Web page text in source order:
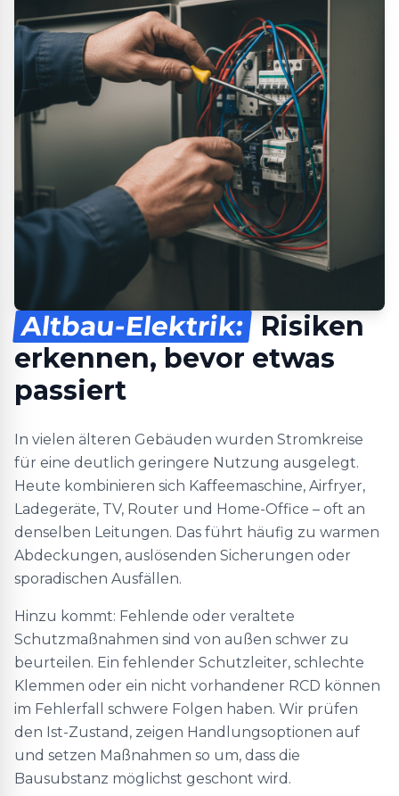
Altbau-Elektrik: Risiken
erkennen, bevor etwas
passiert
In vielen älteren Gebäuden wurden Stromkreise
für eine deutlich geringere Nutzung ausgelegt.
Heute kombinieren sich Kaffeemaschine, Airfryer,
Ladegeräte, TV, Router und Home-Office – oft an
denselben Leitungen. Das führt häufig zu warmen
Abdeckungen, auslösenden Sicherungen oder
sporadischen Ausfällen.
Hinzu kommt: Fehlende oder veraltete
Schutzmaßnahmen sind von außen schwer zu
beurteilen. Ein fehlender Schutzleiter, schlechte
Klemmen oder ein nicht vorhandener RCD können
im Fehlerfall schwere Folgen haben. Wir prüfen
den Ist-Zustand, zeigen Handlungsoptionen auf
und setzen Maßnahmen so um, dass die
Bausubstanz möglichst geschont wird.